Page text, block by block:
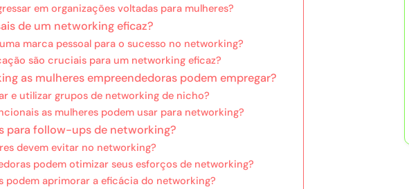
em organizações voltadas para mulheres?
de um networking eficaz?
marca pessoal para o sucesso no networking?
são cruciais para um networking eficaz?
as mulheres empreendedoras podem empregar?
e utilizar grupos de networking de nicho?
as mulheres podem usar para networking?
para follow-ups de networking?
devem evitar no networking?
podem otimizar seus esforços de networking?
podem aprimorar a eficácia do networking?